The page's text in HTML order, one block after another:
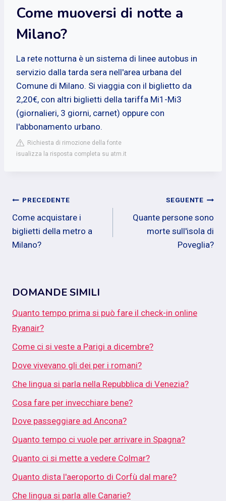
Come muoversi di notte a
Milano?
La rete notturna è un sistema di linee autobus in
servizio dalla tarda sera nell'area urbana del
Comune di Milano. Si viaggia con il biglietto da
2,20€, con altri biglietti della tariffa Mi1-Mi3
(giornalieri, 3 giorni, carnet) oppure con
l'abbonamento urbano.
Richiesta di rimozione della fonte
isualizza la risposta completa su atm.it
Navigazione
articoli
PRECEDENTE
Come acquistare i
biglietti della metro a
Milano?
SEGUENTE
Quante persone sono
morte sull'isola di
Poveglia?
DOMANDE SIMILI
Quanto tempo prima si può fare il check-in online
Ryanair?
Come ci si veste a Parigi a dicembre?
Dove vivevano gli dei per i romani?
Che lingua si parla nella Repubblica di Venezia?
Cosa fare per invecchiare bene?
Dove passeggiare ad Ancona?
Quanto tempo ci vuole per arrivare in Spagna?
Quanto ci si mette a vedere Colmar?
Quanto dista l'aeroporto di Corfù dal mare?
Che lingua si parla alle Canarie?